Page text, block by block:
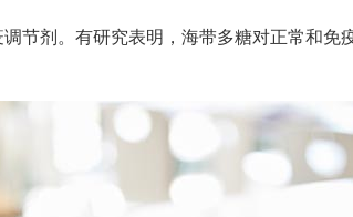
剂。有研究表明，海带多糖对正常和免